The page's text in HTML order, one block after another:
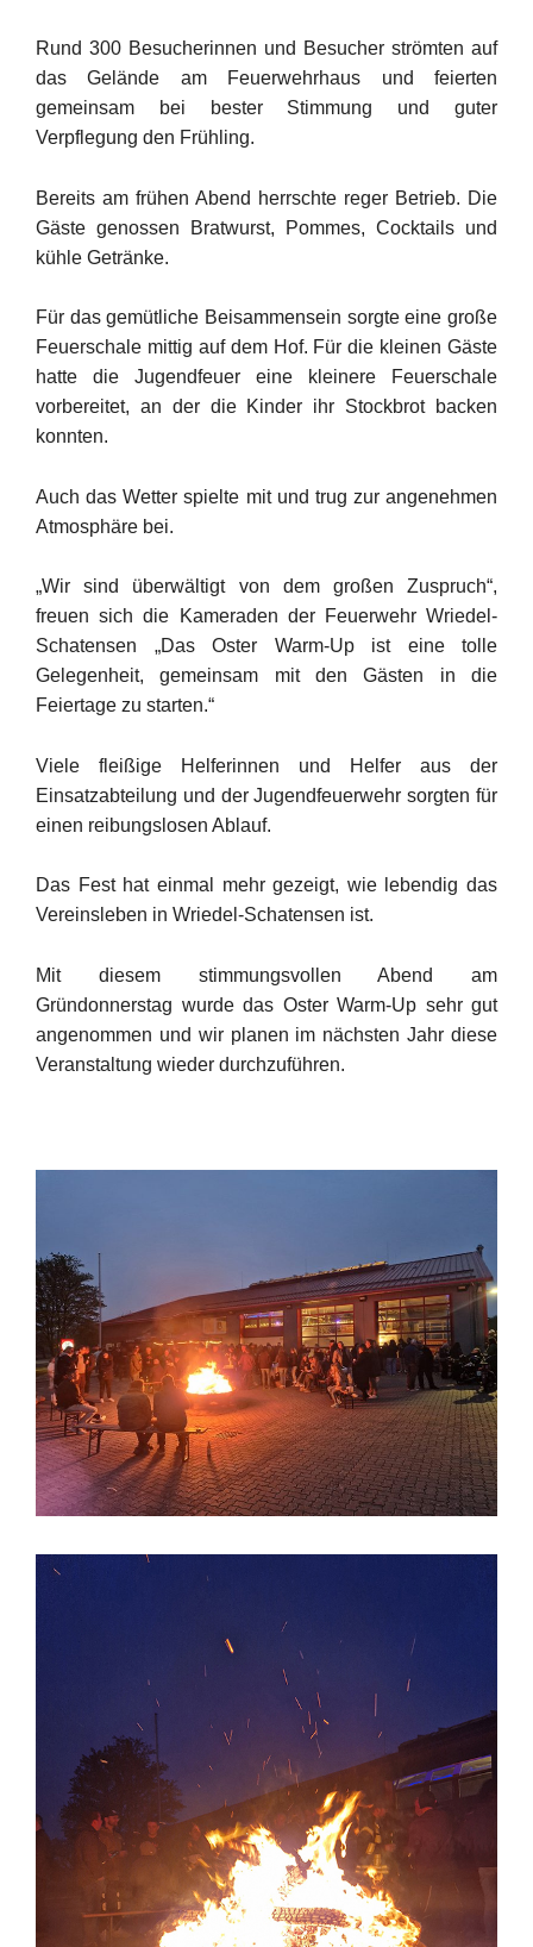
Rund 300 Besucherinnen und Besucher strömten auf
das Gelände am Feuerwehrhaus und feierten
gemeinsam bei bester Stimmung und guter
Verpflegung den Frühling.
Bereits am frühen Abend herrschte reger Betrieb. Die
Gäste genossen Bratwurst, Pommes, Cocktails und
kühle Getränke.
Für das gemütliche Beisammensein sorgte eine große
Feuerschale mittig auf dem Hof. Für die kleinen Gäste
hatte die Jugendfeuer eine kleinere Feuerschale
vorbereitet, an der die Kinder ihr Stockbrot backen
konnten.
Auch das Wetter spielte mit und trug zur angenehmen
Atmosphäre bei.
„Wir sind überwältigt von dem großen Zuspruch“,
freuen sich die Kameraden der Feuerwehr Wriedel-
Schatensen „Das Oster Warm-Up ist eine tolle
Gelegenheit, gemeinsam mit den Gästen in die
Feiertage zu starten.“
Viele fleißige Helferinnen und Helfer aus der
Einsatzabteilung und der Jugendfeuerwehr sorgten für
einen reibungslosen Ablauf.
Das Fest hat einmal mehr gezeigt, wie lebendig das
Vereinsleben in Wriedel-Schatensen ist.
Mit diesem stimmungsvollen Abend am
Gründonnerstag wurde das Oster Warm-Up sehr gut
angenommen und wir planen im nächsten Jahr diese
Veranstaltung wieder durchzuführen.